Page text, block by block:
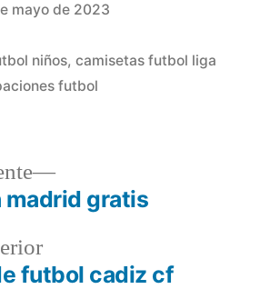
mayo de 2023
niños, camisetas futbol liga
futbol
Entrada
anterior:
futbol cadiz cf
Entrada
siguiente:
gratis